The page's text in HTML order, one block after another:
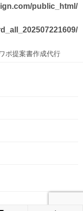
public_html/
ポ提案書作成代行